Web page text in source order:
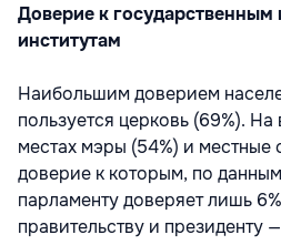
Доверие к
институтам
Наибольшим доверием
пользуется церковь (69%).
местах мэры (54%) и местные
доверие к которым, по
парламенту доверяет лишь
правительству и президенту